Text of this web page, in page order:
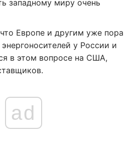
западному миру очень
Европе и другим уже пора
у России и
в этом вопросе на США,
ad